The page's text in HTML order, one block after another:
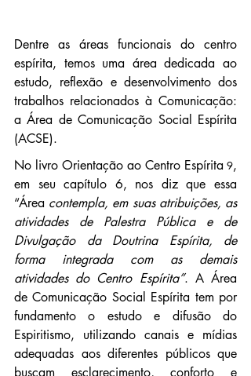
Dentre as áreas funcionais do centro
espírita, temos uma área dedicada ao
estudo, reflexão e desenvolvimento dos
trabalhos relacionados à Comunicação:
a Área de Comunicação Social Espírita
(ACSE).
No livro Orientação ao Centro Espírita 9,
em seu capítulo 6, nos diz que essa
“Área contempla, em suas atribuições, as
atividades de Palestra Pública e de
Divulgação da Doutrina Espírita, de
forma integrada com as demais
atividades do Centro Espírita”. A Área
de Comunicação Social Espírita tem por
fundamento o estudo e difusão do
Espiritismo, utilizando canais e mídias
adequadas aos diferentes públicos que
buscam esclarecimento, conforto e